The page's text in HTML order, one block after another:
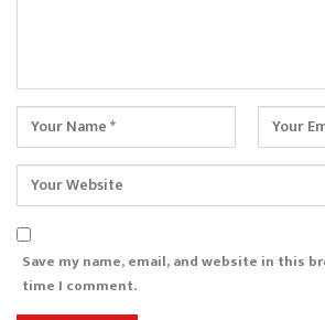
Save my name, email, and website in this
time I comment.